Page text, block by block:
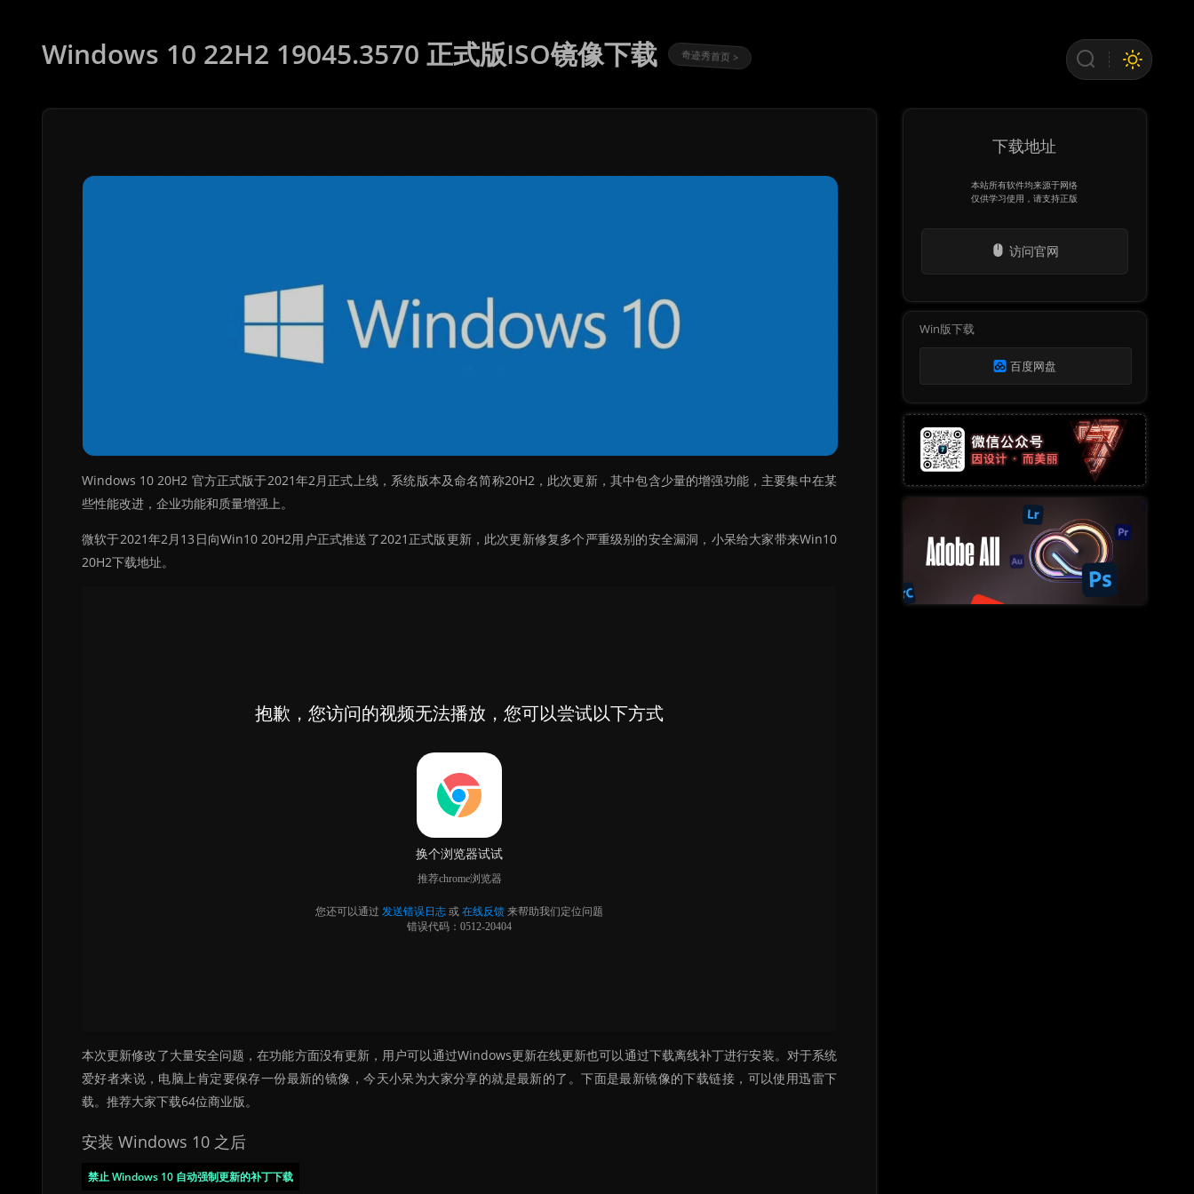
Windows 10 22H2 19045.3570 正式版ISO镜像下载 奇迹秀首页 >
Windows 10 20H2 官方正式版于2021年2月正式上线，系统版本及命名简称20H2，此次更新，其中包含少量的增强功能，主要集中在某
些性能改进，企业功能和质量增强上。
微软于2021年2月13日向Win10 20H2用户正式推送了2021正式版更新，此次更新修复多个严重级别的安全漏洞，小呆给大家带来Win10
20H2下载地址。
本次更新修改了大量安全问题，在功能方面没有更新，用户可以通过Windows更新在线更新也可以通过下载离线补丁进行安装。对于系统
爱好者来说，电脑上肯定要保存一份最新的镜像，今天小呆为大家分享的就是最新的了。下面是最新镜像的下载链接，可以使用迅雷下
载。推荐大家下载64位商业版。
安装 Windows 10 之后
禁止 Windows 10 自动强制更新的补丁下载
下载地址
本站所有软件均来源于网络
仅供学习使用，请支持正版
访问官网
Win版下载
百度网盘